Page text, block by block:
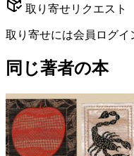
取り寄せリクエスト
取り寄せには会員ログイ
同じ著者の本